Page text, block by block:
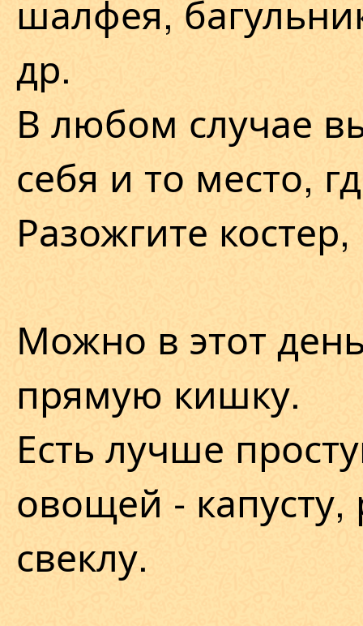
шалфея,
др.
В любом случае
себя и то место,
Разожгите
Можно в этот
прямую кишку.
Есть лучше
овощей -
свеклу.